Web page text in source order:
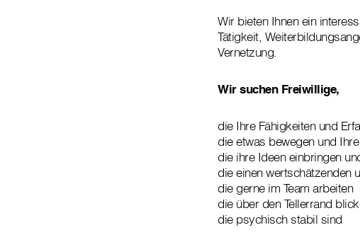
Wir bieten Ihnen ein
Tätigkeit,
Vernetzung.
Wir suchen Freiwillige,
die Ihre Fähigkeiten und
die etwas bewegen und
die ihre Ideen einbringen
die einen wertschätzenden
die gerne im Team arbeiten
die über den Tellerrand
die psychisch stabil sind